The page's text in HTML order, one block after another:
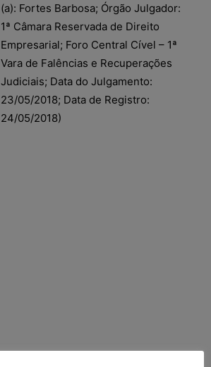
(a): Fortes Barbosa; Órgão Julgador:
1ª Câmara Reservada de Direito
Empresarial; Foro Central Cível – 1ª
Vara de Falências e Recuperações
Judiciais; Data do Julgamento:
23/05/2018; Data de Registro:
24/05/2018)